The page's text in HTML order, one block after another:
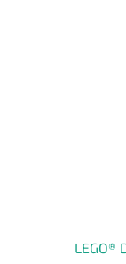
LEGO®